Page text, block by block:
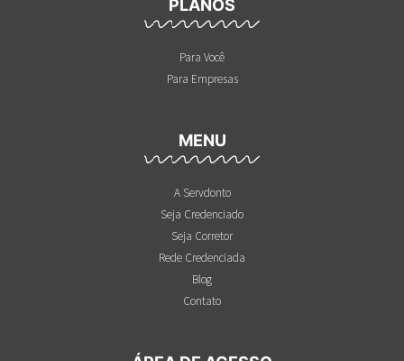
PLANOS
Para Você
Para Empresas
MENU
A Servdonto
Seja Credenciado
Seja Corretor
Rede Credenciada
Blog
Contato